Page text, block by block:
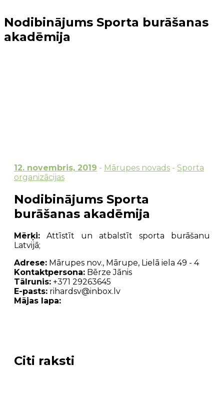
Nodibinājums Sporta burāšanas
akadēmija
12. novembris, 2019 - Mārupes novads - Sporta
organizācijas
Nodibinājums Sporta
burāšanas akadēmija
Mērķi: Attīstīt un atbalstīt sporta burāšanu
Latvijā;
Adrese: Mārupes nov., Mārupe, Lielā iela 49 - 4
Kontaktpersona: Bērze Jānis
Tālrunis: +371 29263645
E-pasts: rihardsv@inbox.lv
Mājas lapa:
Citi raksti